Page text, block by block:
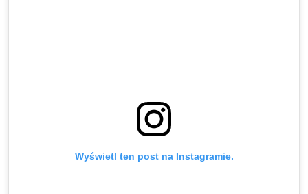
Wyświetl ten post na Instagramie.